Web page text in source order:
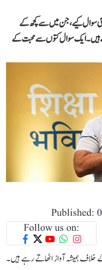
سوال کیے، جن میں سے کچھ کے
ہیں۔ ایک سوال کتوں سے محبت کے
Published:
Follow us on:
ہمیشہ آواز اٹھاتے رہے ہیں۔